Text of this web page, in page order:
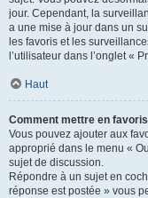
jour. Cependant, la
a une mise à jour dans un
les favoris et les
l’utilisateur dans l’onglet «
Haut
Comment mettre en
Vous pouvez ajouter aux
approprié dans le menu «
sujet de discussion.
Répondre à un sujet en
réponse est postée » vous